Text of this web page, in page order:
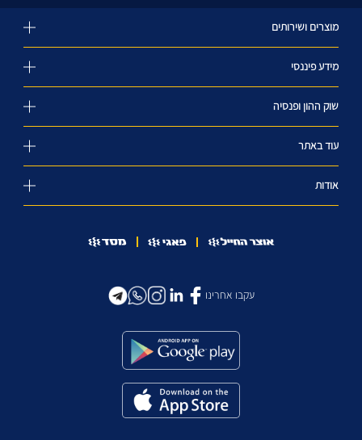
מוצרים ושירותים
מידע פיננסי
שוק ההון ופנסיה
עוד באתר
אודות
עקבו אחרינו